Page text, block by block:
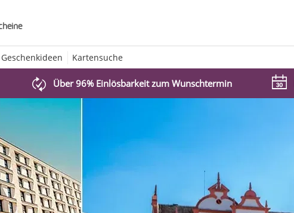
Geschenkideen Kartensuche
Über 96% Einlösbarkeit zum Wunschtermin